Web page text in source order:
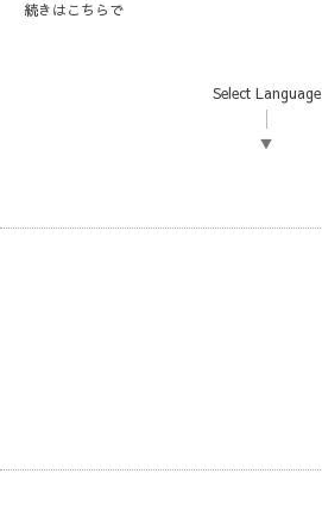
続きはこちらで
Select Language
▼